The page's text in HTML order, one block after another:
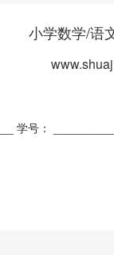
小学数学/语
学号：